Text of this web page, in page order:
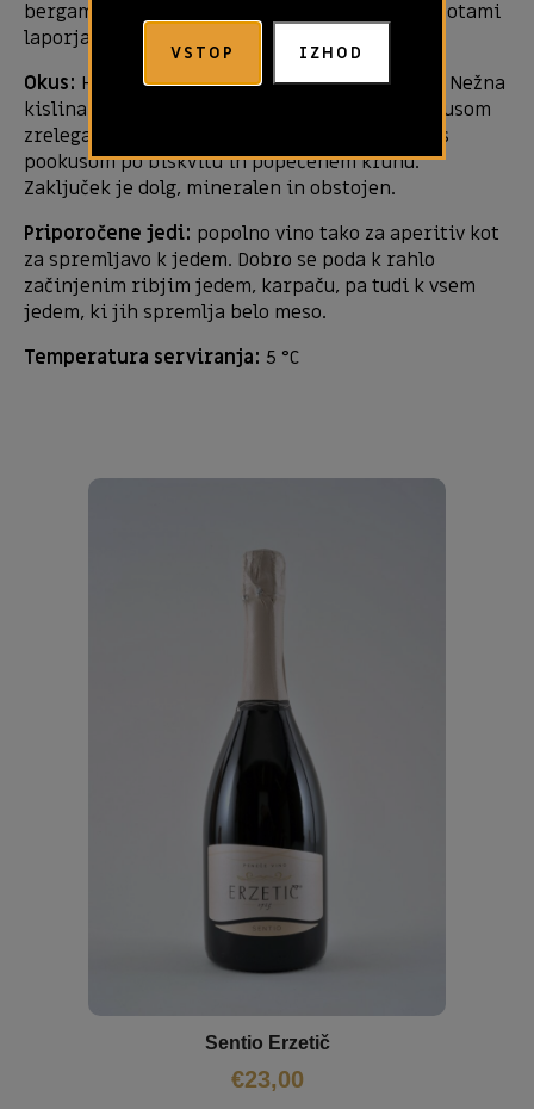
VSTOP IZHOD
bergamotka), ki se prepletajo z mineralnimi notami
laporja.
Okus: Harmoničen, uravnotežen in zaokrožen. Nežna
kislina in fini mehurčki se dobro ujemajo z okusom
zrelega sadja, mandljev in citrusov. Podprt je s
pookusom po biskvitu in popečenem kruhu.
Zaključek je dolg, mineralen in obstojen.
Priporočene jedi: popolno vino tako za aperitiv kot
za spremljavo k jedem. Dobro se poda k rahlo
začinjenim ribjim jedem, karpaču, pa tudi k vsem
jedem, ki jih spremlja belo meso.
Temperatura serviranja: 5 °C
Sentio Erzetič
€23,00